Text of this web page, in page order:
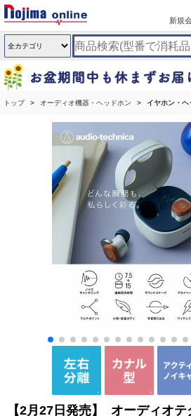
新規
トップ オーディオ機器・ヘッドホン イヤホン・ヘ
【2月27日発売】 オーディオ